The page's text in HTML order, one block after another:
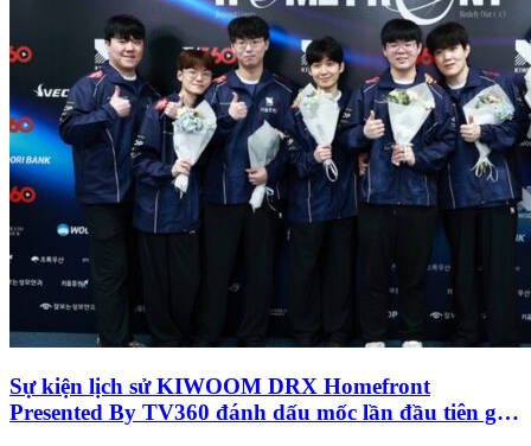
Sự kiện lịch sử KIWOOM DRX Homefront
Presented By TV360 đánh dấu mốc lần đầu tiên giải